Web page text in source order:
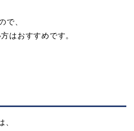
で、
はおすすめです。
、